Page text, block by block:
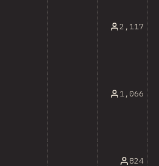
2,117
1,066
824